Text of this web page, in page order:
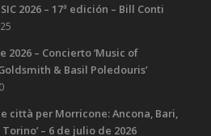
2026 – 17ª edición – Bill Conti
2026 – Concierto ‘Music of
& Basil Poledouris’
città per Morricone: Ancona, Bari,
– 6 de julio de 2026